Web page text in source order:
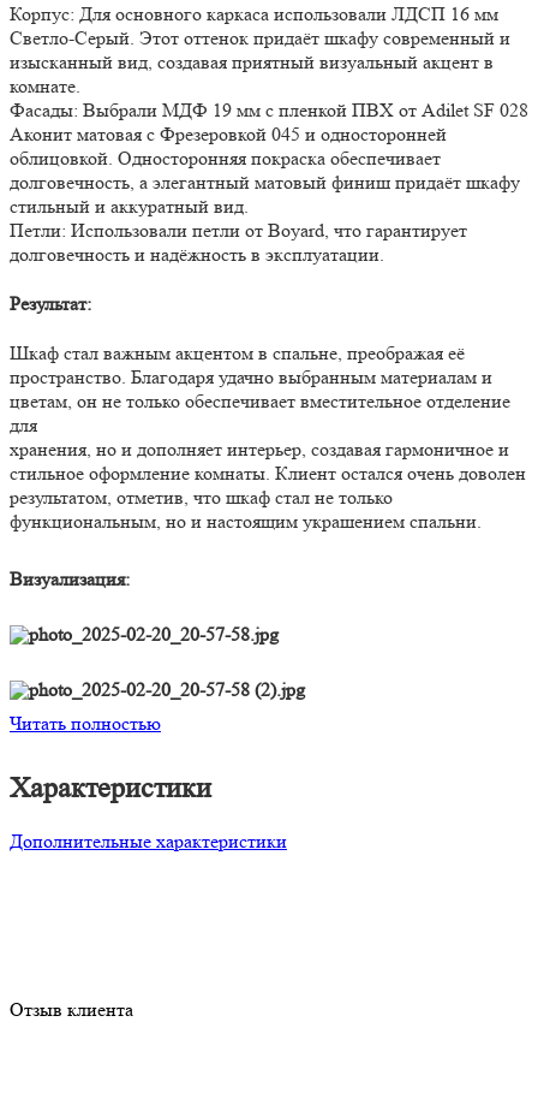
Корпус: Для основного каркаса использовали ЛДСП 16 мм
Светло-Серый. Этот оттенок придаёт шкафу современный и
изысканный вид, создавая приятный визуальный акцент в
комнате.
Фасады: Выбрали МДФ 19 мм с пленкой ПВХ от Adilet SF 028
Аконит матовая с Фрезеровкой 045 и односторонней
облицовкой. Односторонняя покраска обеспечивает
долговечность, а элегантный матовый финиш придаёт шкафу
стильный и аккуратный вид.
Петли: Использовали петли от Boyard, что гарантирует
долговечность и надёжность в эксплуатации.
Результат:
Шкаф стал важным акцентом в спальне, преображая её
пространство. Благодаря удачно выбранным материалам и
цветам, он не только обеспечивает вместительное отделение
для
хранения, но и дополняет интерьер, создавая гармоничное и
стильное оформление комнаты. Клиент остался очень доволен
результатом, отметив, что шкаф стал не только
функциональным, но и настоящим украшением спальни.
Визуализация:
Читать полностью
Характеристики
Дополнительные характеристики
Отзыв клиента